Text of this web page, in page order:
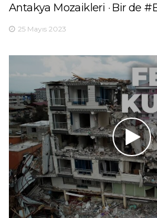
Antakya Mozaikleri · Bir de
25 Mayıs 2023